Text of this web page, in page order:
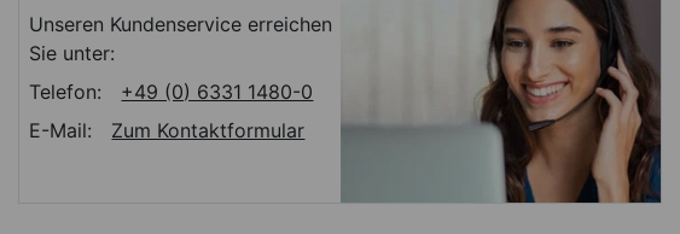
Unseren Kundenservice erreichen
Sie unter:
Telefon:
+49 (0) 6331 1480-0
E-Mail:
Zum Kontaktformular